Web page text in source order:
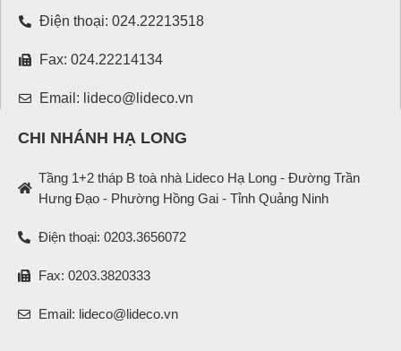
Điện thoại: 024.22213518
Fax: 024.22214134
Email: lideco@lideco.vn
CHI NHÁNH HẠ LONG
Tầng 1+2 tháp B toà nhà Lideco Hạ Long - Đường Trần
Hưng Đạo - Phường Hồng Gai - Tỉnh Quảng Ninh
Điện thoại: 0203.3656072
Fax: 0203.3820333
Email: lideco@lideco.vn